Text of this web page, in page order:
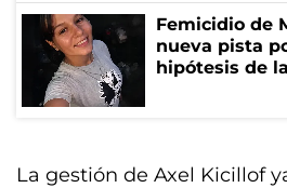
Femicidio de
nueva pista
hipótesis de
La gestión de Axel Kicillof